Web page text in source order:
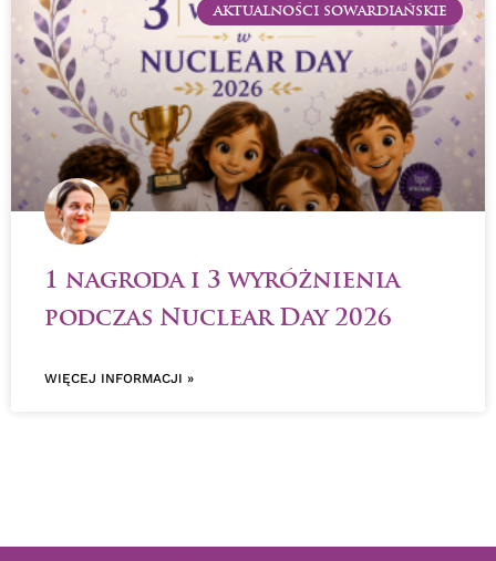
AKTUALNOŚCI SOWARDIAŃSKIE
1 nagroda i 3 wyróżnienia
podczas Nuclear Day 2026
WIĘCEJ INFORMACJI »